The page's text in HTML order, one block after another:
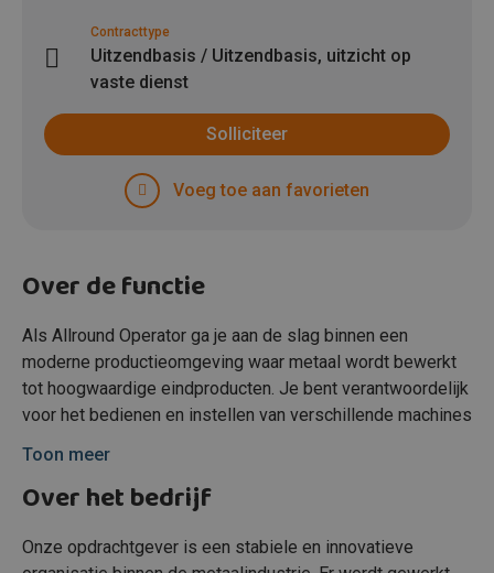
Contracttype
Uitzendbasis / Uitzendbasis, uitzicht op
vaste dienst
Solliciteer
Voeg toe aan favorieten
Over de functie
Als Allround Operator ga je aan de slag binnen een
moderne productieomgeving waar metaal wordt bewerkt
tot hoogwaardige eindproducten. Je bent verantwoordelijk
voor het bedienen en instellen van verschillende machines
Daarnaast voer je diverse metaalbewerkingen uit en
ondersteun je bij constructie- en montagewerkzaamheden.
controleert of de producten voldoen aan de gestelde
Toon meer
Over het bedrijf
Onze opdrachtgever is een stabiele en innovatieve